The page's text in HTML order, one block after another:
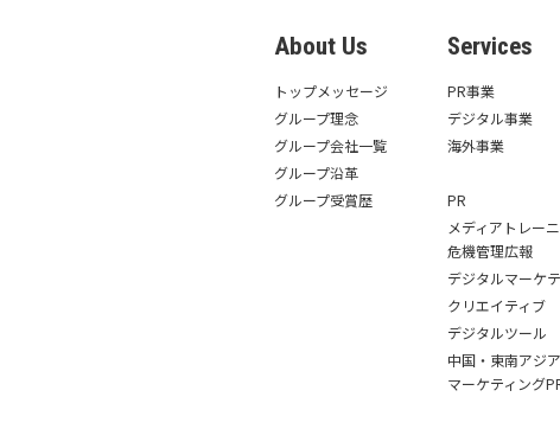
About Us
トップメッセージ
グループ理念
グループ会社一覧
グループ沿革
グループ受賞歴
Services
PR事業
デジタル事業
海外事業
PR
メディアトレー
危機管理広報
デジタルマーケ
クリエイティブ
デジタルツール
中国・東南アジ
マーケティング